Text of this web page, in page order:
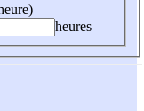
heures